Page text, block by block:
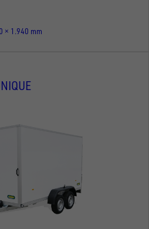
× 1.940 mm